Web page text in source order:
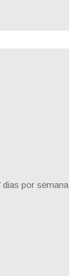
dias por semana